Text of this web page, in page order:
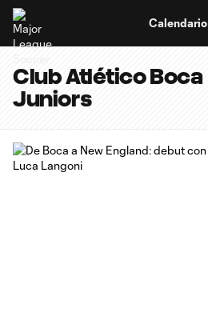
Calendario
Club Atlético Boca
Juniors